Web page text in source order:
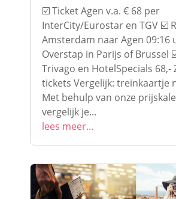
☑️ Ticket Agen v.a. € 68 per
InterCity/Eurostar en TGV ☑️
Amsterdam naar Agen 09:16
Overstap in Parijs of Brussel
Trivago en HotelSpecials 68,-
tickets Vergelijk: treinkaartje
Met behulp van onze
vergelijk je...
lees meer...